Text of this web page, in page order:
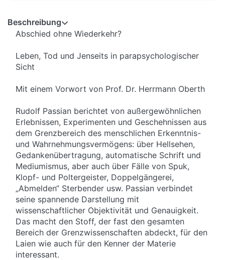
Beschreibung
Abschied ohne Wiederkehr?
Leben, Tod und Jenseits in parapsychologischer
Sicht
Mit einem Vorwort von Prof. Dr. Herrmann Oberth
Rudolf Passian berichtet von außergewöhnlichen
Erlebnissen, Experimenten und Geschehnissen aus
dem Grenzbereich des menschlichen Erkenntnis-
und Wahrnehmungsvermögens: über Hellsehen,
Gedankenübertragung, automatische Schrift und
Mediumismus, aber auch über Fälle von Spuk,
Klopf- und Poltergeister, Doppelgängerei,
„Abmelden“ Sterbender usw. Passian verbindet
seine spannende Darstellung mit
wissenschaftlicher Objektivität und Genauigkeit.
Das macht den Stoff, der fast den gesamten
Bereich der Grenzwissenschaften abdeckt, für den
Laien wie auch für den Kenner der Materie
interessant.